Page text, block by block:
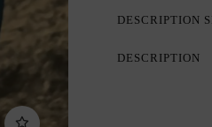
DESCRIPTION
DESCRIPTION